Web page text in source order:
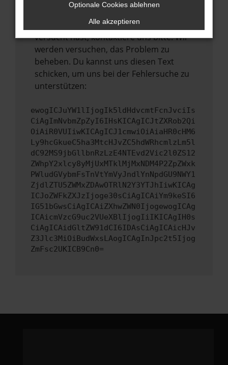
Wende dich an den Webseitenbetreiber.
Wenn du alle oben genannten Schritte
versucht hast, kontaktiere uns bitte. Wir
werden versuchen, das Problem zu
beheben. Du kannst uns diesen Text
schicken, um uns bei der Fehlersuche zu
unterstützen:
ewogICJuYW1lIjogIk5ldHdvcmtFcnJvciIs
CiAgImNvbmZpZyI6IHsKICAgICJtZXRob2Qi
OiAiR0VUIiwKICAgICJ1cmwiOiAiaHR0cHM6
Ly9hcGkueC5ha3MtcHJvZC5hdWRhcmlzLm5l
dC92MS9jbGllbnRzLzE4NTEvd2Vic2l0ZS12
ZWhpY2xlcy8yMjUxMTklMjMxNDM4P2ZpZWxk
PWludGVybmFsTnVtYmVyJndlYnNpdGU9NWY1
ZjdlZTU5ZWMxZDAwOTRlN2Y3YTJhIiwKICAg
ICJoZWFkZXJzIjoge30sCiAgICAiYm9keSI6
IG51bGwsCiAgICAiZXhwZWN0IjogewogICAg
ICAicmVzcG9uc2VUeXBlIjogIiIKICAgIH0s
CiAgICAidGltZW91dCI6IDAsCiAgICAicHJv
Z3Jlc3MiOiBudWxsLAogICAgInJpc2t5Ijog
ZmFsc2UKICB9Cn0=
Optionale Cookies ablehnen
Alle akzeptieren